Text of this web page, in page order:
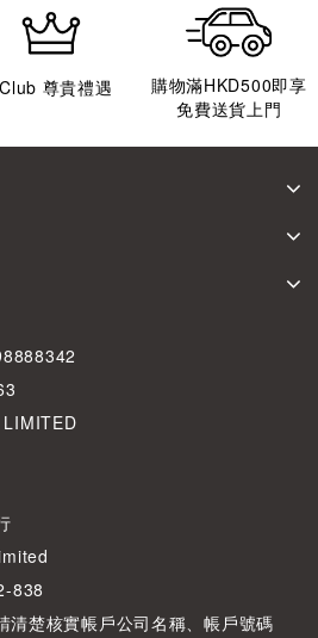
尊貴禮遇
購物滿HKD500即享
免費送貨上門
LIMITED
838
清楚核實帳戶公司名稱、帳戶號碼